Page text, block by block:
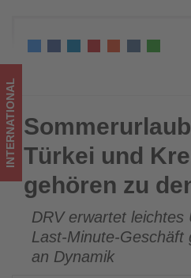
Gewinnern
-
Wissen,
was
im
Tourismus
los
ist!
Sommerurlaub 2026: Türkei und
den Gewinnern
INTERNATIONAL Türkei und
gehören zu
DRV erwartet leichtes
Last-Minute-Geschäft
an Dynamik